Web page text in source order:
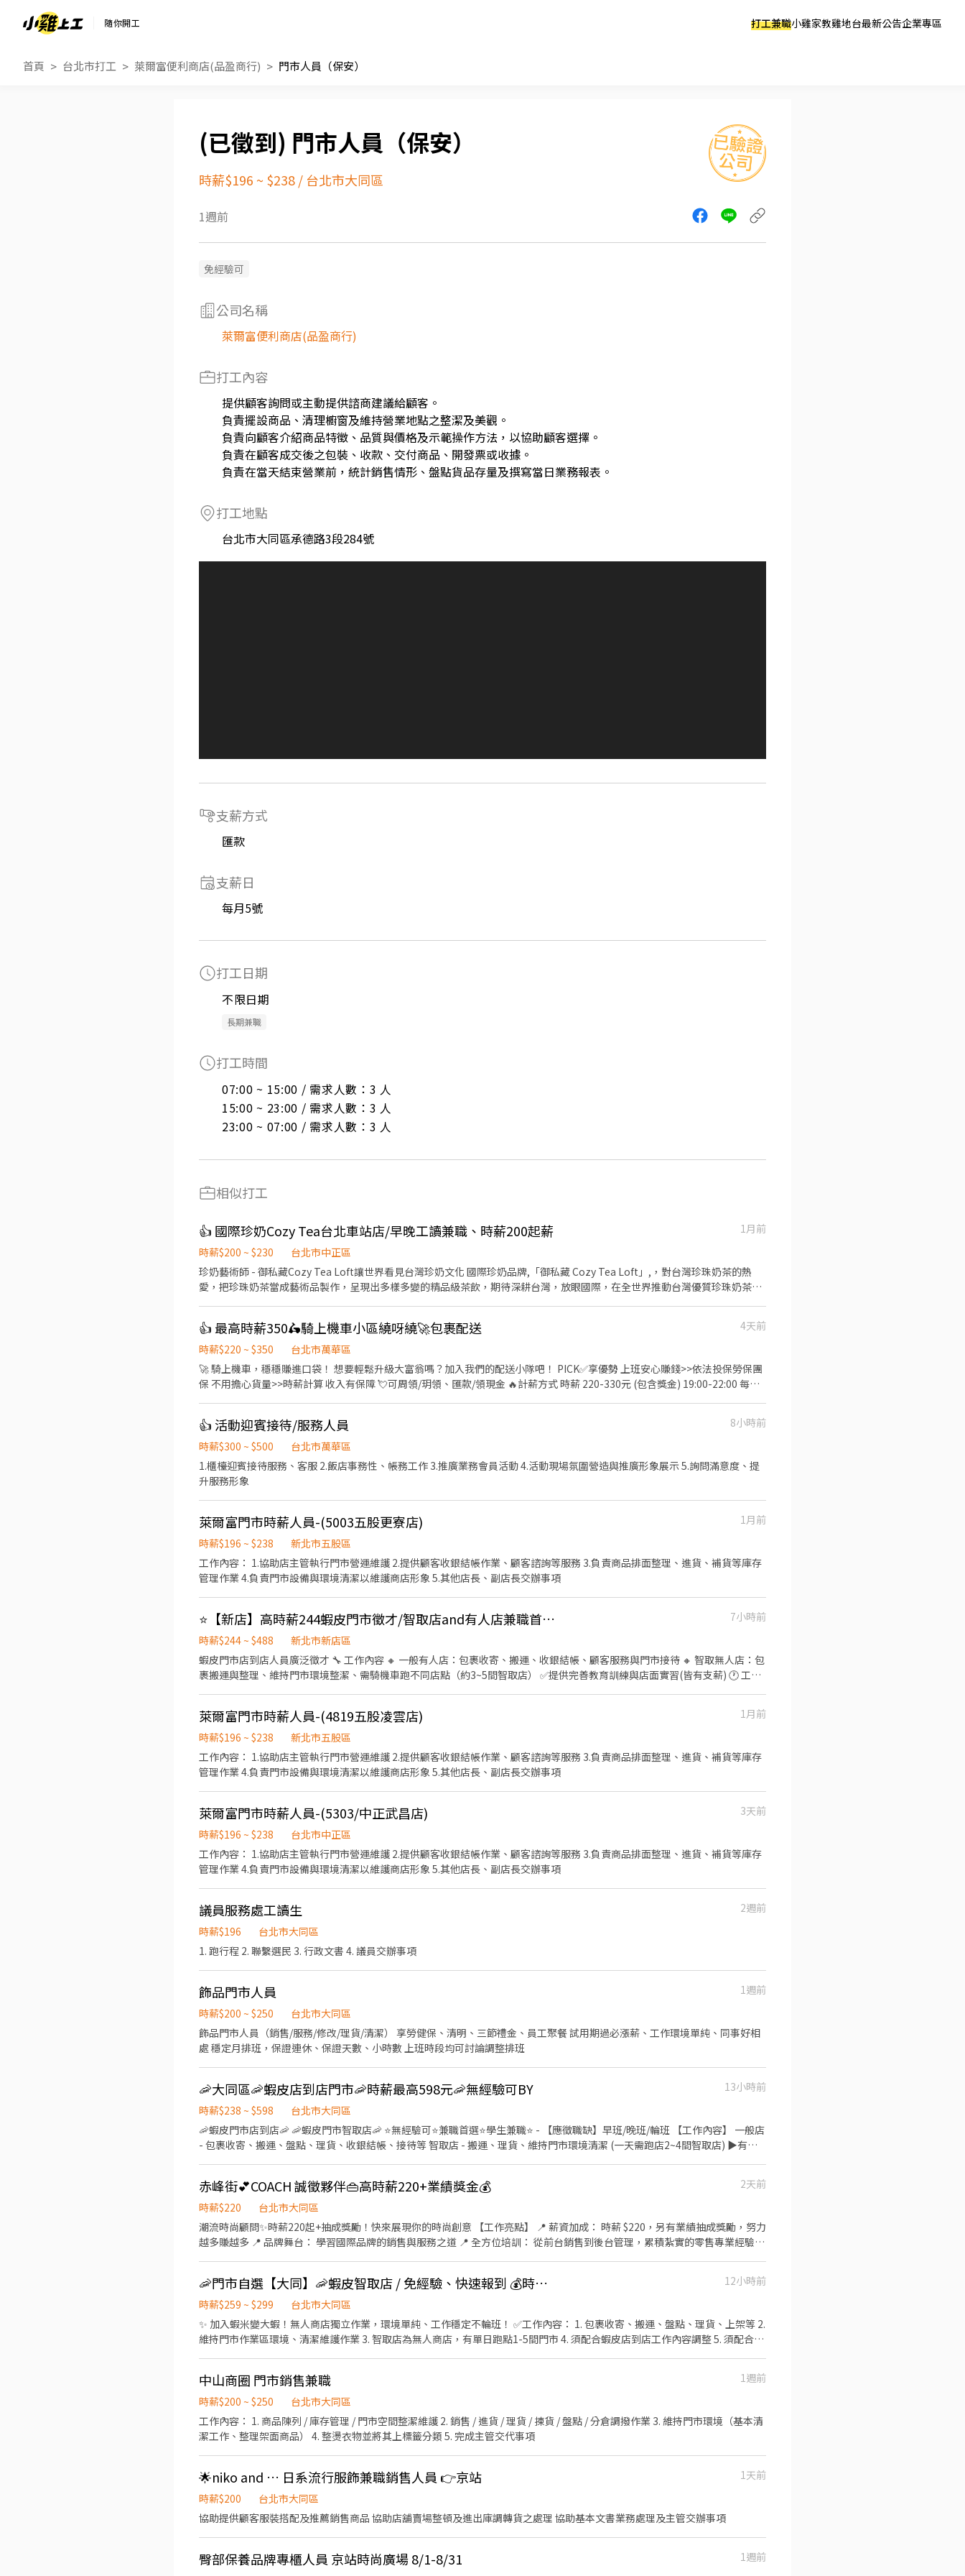
隨你開工 打工兼職小雞家教雞地台最新公告企業專區
首頁 台北市打工 萊爾富便利商店(品盈商行) 門市人員（保安）
門市人員（保安）
時薪$196 ~ $238/ 台北市大同區
1週前
免經驗可
公司名稱
萊爾富便利商店(品盈商行)
打工內容
提供顧客詢問或主動提供諮商建議給顧客。
負責擺設商品、清理櫥窗及維持營業地點之整潔及美觀。
負責向顧客介紹商品特徵、品質與價格及示範操作方法，以協助顧客選擇。
負責在顧客成交後之包裝、收款、交付商品、開發票或收據。
負責在當天結束營業前，統計銷售情形、盤點貨品存量及撰寫當日業務報表。
打工地點
台北市大同區承德路3段284號
支薪方式
匯款
支薪日
每月5號
打工日期
不限日期
長期兼職
打工時間
07:00 ~ 15:00 / 需求人數：3 人
15:00 ~ 23:00 / 需求人數：3 人
23:00 ~ 07:00 / 需求人數：3 人
相似打工
👍 國際珍奶Cozy Tea台北車站店/早晚工讀兼職、時薪200起薪
1月前
時薪$200 ~ $230
台北市中正區
珍奶藝術師 - 御私藏Cozy Tea Loft讓世界看見台灣珍奶文化 國際珍奶品牌,「御私藏 Cozy Tea Loft」,，對台灣珍珠奶茶的熱
愛，把珍珠奶茶當成藝術品製作，呈現出多樣多變的精品級茶飲，期待深耕台灣，放眼國際，在全世界推動台灣優質珍珠奶茶文
0927088221 一、「我們的休假和薪資福利」 1、我們月8天（排休）。 2、公司提供勞健保。 時薪200元。 4、上班時間 早班
AM11:00~PM16:00 中間休息 PM18:00~PM10:00 ◆工作內容： (1) 櫃檯收銀：看到客人即主動招呼、，讓客人感受到賓至如歸的
服務。 (2) 拿用最親切的服務精神！大方地向客人推薦客人特色飲品與特色甜點。 (3) 為客人送上所點的飲品，並適時關心客人的
心情。 (4) 隨時留意客人的需求，因為我們相信多一份體貼，就多一份溫暖。 (5) 保持店內及工作區域的美觀、整潔、乾淨。 (6)
替客人結帳的同時，用微笑相約再次相見。 (7) 與夥伴相互合作，共創1加1大於2的團隊效益。 ◆吧台內場工作內容： (1) 使用Ａ
Ｉ智能奶茶機掃碼製作飲品。 (2) 補充智能奶茶機原料,茶湯。 (3) 使用熱水器泡茶湯,使用自動煮珍珠機煮珍珠,使用智能奶茶機製
作果凍,製作冰淇淋,製作奶蓋。 (4) 隨時將內場環境維持乾淨整潔,維持食安最高標準 (5) 與夥伴相互合作，共創1加1大於2的團隊
👍 最高時薪350🛵騎上機車小區繞呀繞🚀包裹配送
4天前
時薪$220 ~ $350
台北市萬華區
🚀 騎上機車，穩穩賺進口袋！ 想要輕鬆升級大富翁嗎？加入我們的配送小隊吧！ PICK✅享優勢 上班安心賺錢>>依法投保勞保團
保 不用擔心貨量>>時薪計算 收入有保障 💘可周領/玥領、匯款/領現金 🔥計薪方式 時薪 220-330元 (包含獎金) 19:00-22:00 每小
你心愛的機車，到蝦皮站所取包裹配送到指定地點(蝦皮門市或買家) 👇只要有這些立馬可上工👇 1.手機 (限安卓) 2.機車駕照&自備
機車 3.第三人保險(公司每個月補助600元) 4.錄取後 機車需要裝車架 💡應徵流程 填寫線上履歷>>參加視訊面試>>錄取馬上開始上
班~ 一路騎車聽見爆金幣的聲音💰 ☆*: .｡. o(≧▽≦)o .｡.:*☆ ✍應徵、詢問歡迎直接聯繫、填線上履歷 招募專員賴
https://lin.ee/PGxf2s9 加入後請留言 :姓名/電話/應徵工作截圖 💡安心求職、應徵詢問上工不收費
👍 活動迎賓接待/服務人員
8小時前
時薪$300 ~ $500
台北市萬華區
1.櫃檯迎賓接待服務、客服 2.飯店事務性、帳務工作 3.推廣業務會員活動 4.活動現場氛圍營造與推廣形象展示 5.詢問滿意度、提
升服務形象
萊爾富門市時薪人員-(5003五股更寮店)
1月前
時薪$196 ~ $238
新北市五股區
工作內容： 1.協助店主管執行門市營運維護 2.提供顧客收銀結帳作業、顧客諮詢等服務 3.負責商品排面整理、進貨、補貨等庫存
管理作業 4.負責門市設備與環境清潔以維護商店形象 5.其他店長、副店長交辦事項
⭐【新店】高時薪244蝦皮門市徵才/智取店and有人店兼職首選/穩定排班-蝦MH
7小時前
時薪$244 ~ $488
新北市新店區
蝦皮門市店到店人員廣泛徵才 🔧 工作內容 🔸 一般有人店：包裹收寄、搬運、收銀結帳、顧客服務與門市接待 🔸 智取無人店：包
裹搬運與整理、維持門市環境整潔、需騎機車跑不同店點（約3~5間智取店） ✅提供完善教育訓練與店面實習(皆有支薪) 🕐 工作
習，實習時間最晚可從19:00開始。 💰 薪資待遇 一般店：時薪216(含津貼) 智取店：時薪244(含津貼) ✅ 國定假日排班享有雙倍時
薪 📅 休假制度 排班制，一週排班約4天(假日須可配合排班) 【 工作地點 】 以下門市都可應徵 ⭐ 一般有人店 ⭐ 新店三民店 新北市
新店區三民路67號1樓 新店建國店 新北市新店區建國路239號1樓 新店安康三店 新北市新店區安康路三段175號1樓 新店北宜店
新北市新店區北宜路二段69號1樓 新店中興二店 新北市新店區中興路三段189號1樓 新店百忍店 新北市新店區百忍街1-1號1樓 ⭐
智取無人店 ⭐ (以下為各跑店點區域的代表門市) 新店安祥 - 智取店 新北市新店區安祥路125號1樓 新店七張 - 智取店 新北市新店
區北新路二段20號1樓 新店安康 - 智取店 新北市新店區安康路二段161號1樓 【 應徵方式】 先透過人力銀行按下我要應徵 ☑️ 加入
官方ID 聯絡：@446nvivi 聯絡人：艾瑞克 0968-932-939 加入後依照指示提供基本資料⭐優先安排⭐
萊爾富門市時薪人員-(4819五股凌雲店)
1月前
時薪$196 ~ $238
新北市五股區
工作內容： 1.協助店主管執行門市營運維護 2.提供顧客收銀結帳作業、顧客諮詢等服務 3.負責商品排面整理、進貨、補貨等庫存
管理作業 4.負責門市設備與環境清潔以維護商店形象 5.其他店長、副店長交辦事項
萊爾富門市時薪人員-(5303/中正武昌店)
3天前
時薪$196 ~ $238
台北市中正區
工作內容： 1.協助店主管執行門市營運維護 2.提供顧客收銀結帳作業、顧客諮詢等服務 3.負責商品排面整理、進貨、補貨等庫存
管理作業 4.負責門市設備與環境清潔以維護商店形象 5.其他店長、副店長交辦事項
議員服務處工讀生
2週前
時薪$196
台北市大同區
1. 跑行程 2. 聯繫選民 3. 行政文書 4. 議員交辦事項
飾品門市人員
1週前
時薪$200 ~ $250
台北市大同區
飾品門市人員（銷售/服務/修改/理貨/清潔） 享勞健保、清明、三節禮金、員工聚餐 試用期過必漲薪、工作環境單純、同事好相
處 穩定月排班，保證連休、保證天數、小時數 上班時段均可討論調整排班
🦐大同區🦐蝦皮店到店門市🦐時薪最高598元🦐無經驗可BY
13小時前
時薪$238 ~ $598
台北市大同區
🦐蝦皮門市店到店🦐 🦐蝦皮門市智取店🦐 ⭐無經驗可⭐兼職首選⭐學生兼職⭐ - 【應徵職缺】早班/晚班/輪班 【工作內容】 一般店
- 包裹收寄、搬運、盤點、理貨、收銀結帳、接待等 智取店 - 搬運、理貨、維持門市環境清潔 (一天需跑店2~4間智取店) ▶️有教
數依主管安排 ⭐智取店⭐ 早班時薪 - 07:00-12:00、07:30-12:30、08:00-13:00、08:30-13:30 午班時薪 - 13:30 - 17:30 晚班時薪 -
17:30-21:30、18:00-22:00、18:30-22:30、17:30-22:30、17:30-23:30 夜班時薪 - 23:30–03:30 ▶️訂單多會加班半小時到一小時
實際排班時數依主管安排 【薪資待遇】 ▶️一般店 時薪206-412 (國定加日雙倍薪) ▶️智取店 時薪214-598 (國定假日雙倍薪) 【休
假制度】 排班制，一周2-4天 (假日需可配合排班) 一般店晚班假日需可配合6H 【工作地點】 ⭐一般店⭐ 大同重慶三店 台北市大
同區重慶北路二段233號1樓 大同重慶二店 台北市大同區重慶北路一段82號1樓 ⭐智取店⭐ 大同歸綏 - 智取店 台北市大同區歸綏街
184號1樓 大同延平 - 智取店 台北市大同區延平北路三段120之1號1樓 - ❤ 加好友 0968932263 ➜ 優小姐立即為您安排 ❤ 快速報
名 https://lin.ee/dw3fQXf 【截圖應徵職缺+姓名+電話】 ⭐優先安排⭐
赤峰街💕COACH 誠徵夥伴👜高時薪220+業績獎金💰
2天前
時薪$220
台北市大同區
潮流時尚顧問✨時薪220起+抽成獎勵！快來展現你的時尚創意 【工作亮點】 📍 薪資加成： 時薪 $220，另有業績抽成獎勵，努力
越多賺越多 📍 品牌舞台： 學習國際品牌的銷售與服務之道 📍 全方位培訓： 從前台銷售到後台管理，累積紮實的零售專業經驗
產業有熱忱，喜歡與人互動 具備基本的顧客服務意識與責任感 【排班】 工作時間依門市排班
🦐門市自選【大同】🦐蝦皮智取店 / 免經驗、快速報到 💰時薪 259 -299
12小時前
時薪$259 ~ $299
台北市大同區
✨ 加入蝦米變大蝦！無人商店獨立作業，環境單純、工作穩定不輪班！ ✅工作內容： 1. 包裹收寄、搬運、盤點、理貨、上架等 2.
維持門市作業區環境、清潔維護作業 3. 智取店為無人商店，有單日跑點1-5間門市 4. 須配合蝦皮店到店工作內容調整 5. 須配合鄰
17:30-22:30、17:30-23:30、18:30-22:30、18:30-23:30 (上班時數為2~6小時依實際情況而定) 🔹夜班 ：23:30–03:30 (上班時數
為2~4小時依實際情況而定) 🔹假日早班：07:00-12:00 🔹假日晚班：17:30-23:30 (上班時數為2~6小時，一個月至少6天，依實際
情況而定) ⸻ ✅工作待遇： 日班時薪=$259 晚班另有獎金+20=時薪$279 夜班另有獎金+40=時薪$299
━━━━━━━━━━━━━ 📍 【熱門開缺地點】大安、松山、 內湖、中山 、信義、文山、中正、南港、萬華、北投、士林
━━━━━━━━━━━━ 📩 【火速卡位應徵流程】 ➊ 點擊填寫廠商制式履歷（1分鐘完成，快速安排送審）： 👉
https://reurl.cc/Wbek79 🔒 【隱私防線】個資僅供廠商審核，敏感欄位（身分證/詳細地址）錄取前皆可先不填！ ➋加入留言：
👉https://lin.ee/OBnhVN5 私訊留下 ⌜姓名+電話 +應徵蝦皮門市人員」💥
中山商圈 門市銷售兼職
1週前
時薪$200 ~ $250
台北市大同區
工作內容： 1. 商品陳列 / 庫存管理 / 門市空間整潔維護 2. 銷售 / 進貨 / 理貨 / 揀貨 / 盤點 / 分倉調撥作業 3. 維持門市環境（基本清
潔工作、整理架面商品） 4. 整燙衣物並將其上標籤分類 5. 完成主管交代事項
🌟niko and … 日系流行服飾兼職銷售人員 👉京站
1天前
時薪$200
台北市大同區
協助提供顧客服裝搭配及推薦銷售商品 協助店舖賣場整頓及進出庫調轉貨之處理 協助基本文書業務處理及主管交辦事項
臀部保養品牌專櫃人員 京站時尚廣場 8/1-8/31
1週前